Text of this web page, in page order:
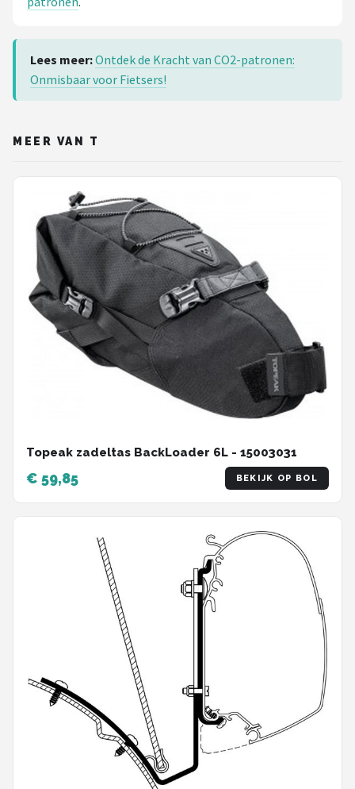
Lees meer:Ontdek de Kracht van CO2-patronen:
Onmisbaar voor Fietsers!
MEER VAN T
Topeak zadeltas BackLoader 6L - 15003031
€ 59,85 BEKIJK OP BOL